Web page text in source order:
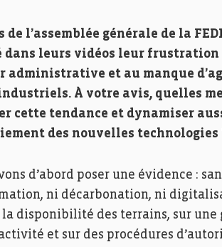
de l’assemblée générale de la
dans leurs vidéos leur frustration
administrative et au manque
À votre avis, quelles
cette tendance et dynamiser
des nouvelles technologies
d’abord poser une évidence :
ni décarbonation, ni
la disponibilité des terrains, sur une
et sur des procédures